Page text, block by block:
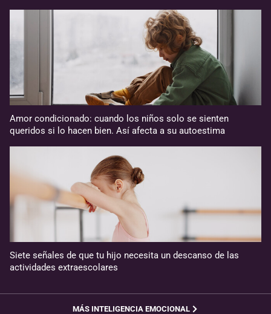
Amor condicionado: cuando los niños solo se sienten
queridos si lo hacen bien. Así afecta a su autoestima
Siete señales de que tu hijo necesita un descanso de las
actividades extraescolares
MÁS INTELIGENCIA EMOCIONAL